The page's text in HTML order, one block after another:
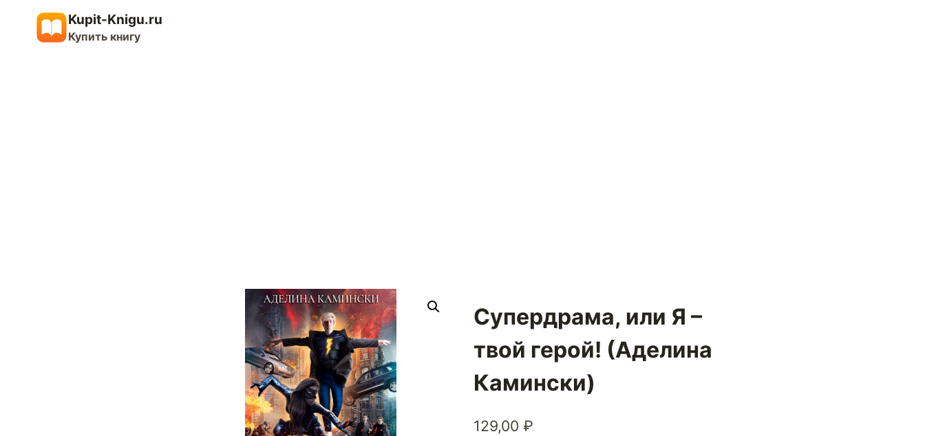
содержимому
Kupit-Knigu.ru
Купить книгу
Супердрама, или Я –
твой герой! (Аделина
Камински)
129,00 ₽